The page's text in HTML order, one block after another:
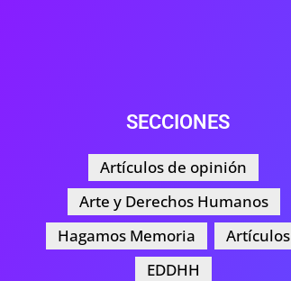
SECCIONES
Artículos de opinión
Arte y Derechos Humanos
Hagamos Memoria
Artículos
EDDHH